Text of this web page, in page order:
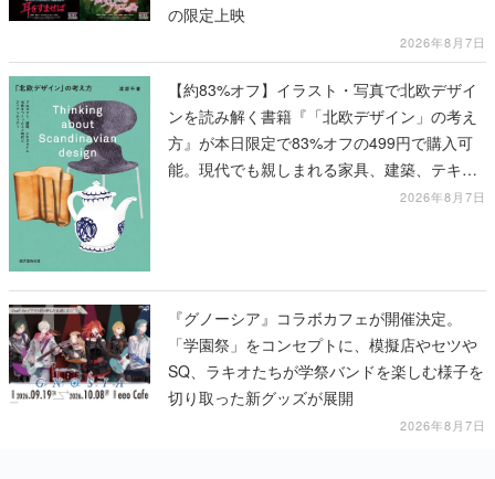
の限定上映
2026年8月7日
【約83%オフ】イラスト・写真で北欧デザイ
ンを読み解く書籍『「北欧デザイン」の考え
方』が本日限定で83%オフの499円で購入可
能。現代でも親しまれる家具、建築、テキス
2026年8月7日
『グノーシア』コラボカフェが開催決定。
「学園祭」をコンセプトに、模擬店やセツや
SQ、ラキオたちが学祭バンドを楽しむ様子を
切り取った新グッズが展開
2026年8月7日